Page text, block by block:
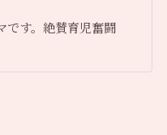
です。絶賛育児奮闘